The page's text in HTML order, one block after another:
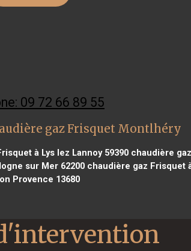
09 72 66 89 55
gaz Frisquet Montlhéry
à Lys lez Lannoy 59390 chaudière
sur Mer 62200 chaudière gaz Frisquet
Provence 13680